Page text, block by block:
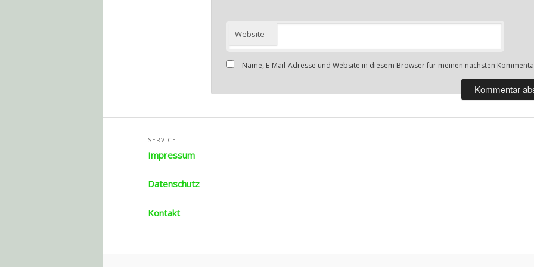
Website
Name, E-Mail-Adresse und Website in diesem Browser für meinen nächsten
SERVICE
Impressum
Datenschutz
Kontakt